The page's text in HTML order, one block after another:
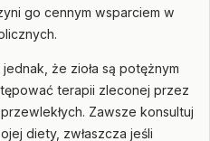
go cennym wsparciem w
że zioła są potężnym
terapii zleconej przez
Zawsze konsultuj
diety, zwłaszcza jeśli